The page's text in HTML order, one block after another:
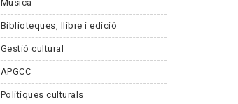
Música
Biblioteques, llibre i edició
Gestió cultural
APGCC
Polítiques culturals